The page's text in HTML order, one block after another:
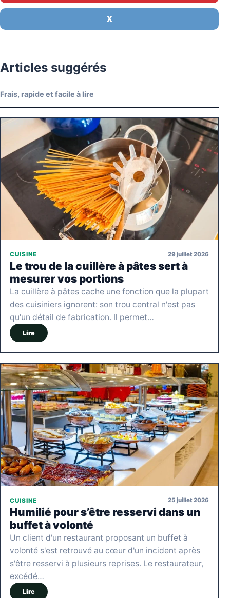
X
Articles suggérés
Frais, rapide et facile à lire
CUISINE 29 juillet 2026
Le trou de la cuillère à pâtes sert à
mesurer vos portions
La cuillère à pâtes cache une fonction que la plupart
des cuisiniers ignorent: son trou central n'est pas
qu'un détail de fabrication. Il permet…
Lire
CUISINE 25 juillet 2026
Humilié pour s’être resservi dans un
buffet à volonté
Un client d'un restaurant proposant un buffet à
volonté s'est retrouvé au cœur d'un incident après
s'être resservi à plusieurs reprises. Le restaurateur,
excédé…
Lire